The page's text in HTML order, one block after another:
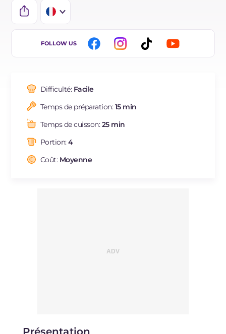
IT
ES
BR
NL
FOLLOW US
Difficulté: Facile
Temps de préparation:15 min
Temps de cuisson:25 min
Portion:4
Coût: Moyenne
Présentation